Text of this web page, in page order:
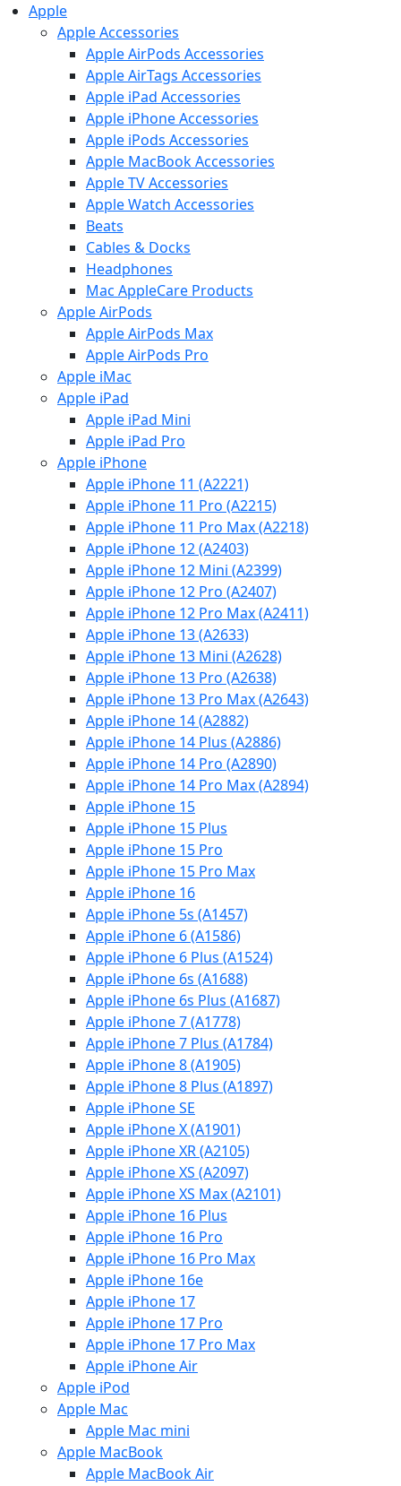
Apple
Apple Accessories
Apple AirPods Accessories
Apple AirTags Accessories
Apple iPad Accessories
Apple iPhone Accessories
Apple iPods Accessories
Apple MacBook Accessories
Apple TV Accessories
Apple Watch Accessories
Beats
Cables & Docks
Headphones
Mac AppleCare Products
Apple AirPods
Apple AirPods Max
Apple AirPods Pro
Apple iMac
Apple iPad
Apple iPad Mini
Apple iPad Pro
Apple iPhone
Apple iPhone 11 (A2221)
Apple iPhone 11 Pro (A2215)
Apple iPhone 11 Pro Max (A2218)
Apple iPhone 12 (A2403)
Apple iPhone 12 Mini (A2399)
Apple iPhone 12 Pro (A2407)
Apple iPhone 12 Pro Max (A2411)
Apple iPhone 13 (A2633)
Apple iPhone 13 Mini (A2628)
Apple iPhone 13 Pro (A2638)
Apple iPhone 13 Pro Max (A2643)
Apple iPhone 14 (A2882)
Apple iPhone 14 Plus (A2886)
Apple iPhone 14 Pro (A2890)
Apple iPhone 14 Pro Max (A2894)
Apple iPhone 15
Apple iPhone 15 Plus
Apple iPhone 15 Pro
Apple iPhone 15 Pro Max
Apple iPhone 16
Apple iPhone 5s (A1457)
Apple iPhone 6 (A1586)
Apple iPhone 6 Plus (A1524)
Apple iPhone 6s (A1688)
Apple iPhone 6s Plus (A1687)
Apple iPhone 7 (A1778)
Apple iPhone 7 Plus (A1784)
Apple iPhone 8 (A1905)
Apple iPhone 8 Plus (A1897)
Apple iPhone SE
Apple iPhone X (A1901)
Apple iPhone XR (A2105)
Apple iPhone XS (A2097)
Apple iPhone XS Max (A2101)
Apple iPhone 16 Plus
Apple iPhone 16 Pro
Apple iPhone 16 Pro Max
Apple iPhone 16e
Apple iPhone 17
Apple iPhone 17 Pro
Apple iPhone 17 Pro Max
Apple iPhone Air
Apple iPod
Apple Mac
Apple Mac mini
Apple MacBook
Apple MacBook Air